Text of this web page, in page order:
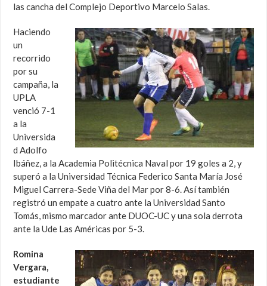
las cancha del Complejo Deportivo Marcelo Salas.
Haciendo
un
recorrido
por su
campaña, la
UPLA
venció 7-1
a la
Universida
d Adolfo
Ibáñez, a la Academia Politécnica Naval por 19 goles a 2, y
superó a la Universidad Técnica Federico Santa María José
Miguel Carrera-Sede Viña del Mar por 8-6. Así también
registró un empate a cuatro ante la Universidad Santo
Tomás, mismo marcador ante DUOC-UC y una sola derrota
ante la Ude Las Américas por 5-3.
Romina
Vergara,
estudiante